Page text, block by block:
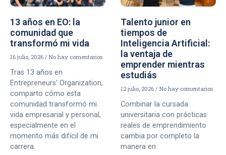
13 años en EO: la
comunidad que
transformó mi vida
16 julio, 2026 No hay comentarios
Tras 13 años en
Entrepreneurs’ Organization,
comparto cómo esta
comunidad transformó mi
vida empresarial y personal,
especialmente en el
momento más difícil de mi
carrera.
Talento junior en
tiempos de
Inteligencia Artificial:
la ventaja de
emprender mientras
estudiás
12 julio, 2026 No hay comentarios
Combinar la cursada
universitaria con prácticas
reales de emprendimiento
cambia por completo la
manera en